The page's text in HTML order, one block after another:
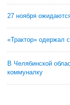
27 ноября
«Трактор» одержал
В Челябинской
коммуналку